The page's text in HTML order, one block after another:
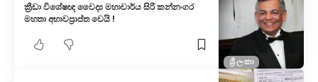
ශ්‍රී ලංකා
ක්‍රීඩා විශේෂඥ වෛද්‍ය මහාචාර්ය සිරි කන්නංගර
මහතා අභාවප්‍රාප්ත වෙයි !